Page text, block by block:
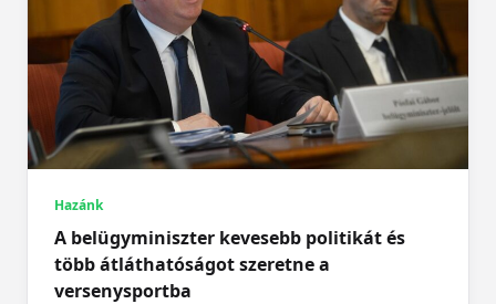
Hazánk
A belügyminiszter kevesebb politikát és
több átláthatóságot szeretne a
versenysportba